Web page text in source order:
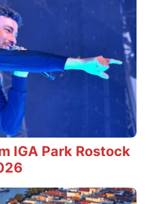
IGA Park Rostock